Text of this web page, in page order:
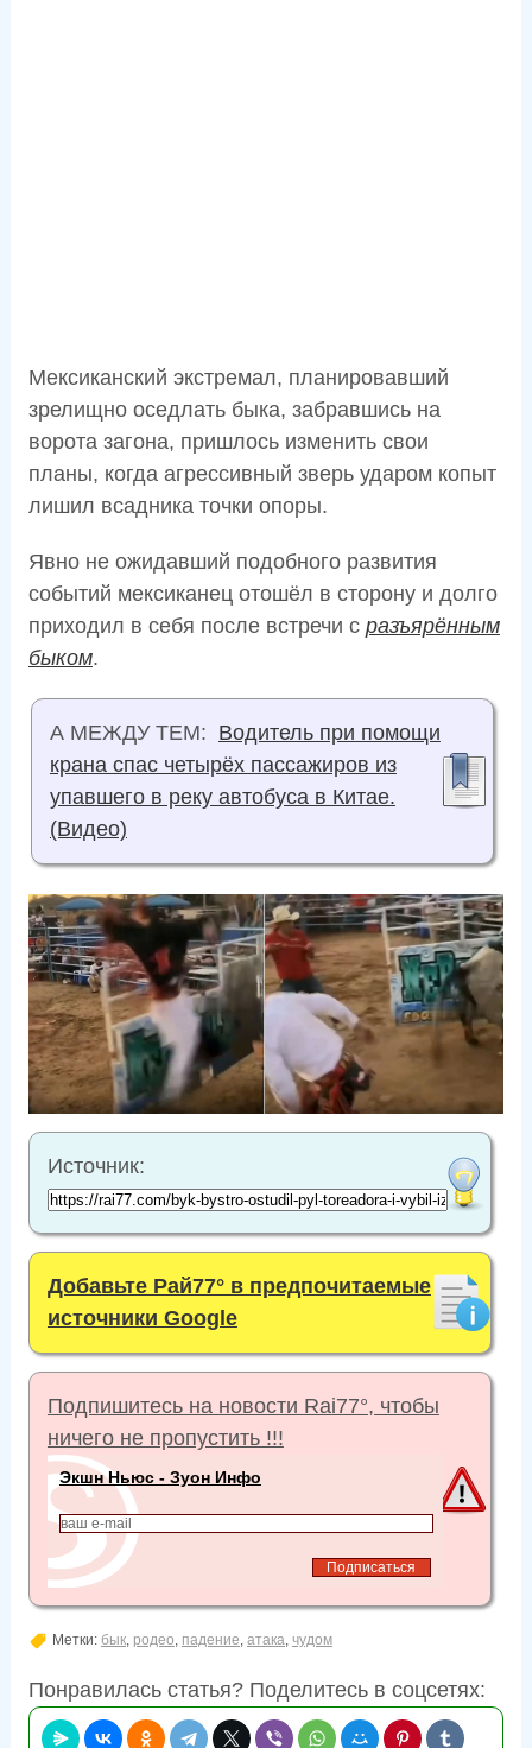
Мексиканский экстремал, планировавший
зрелищно оседлать быка, забравшись на
ворота загона, пришлось изменить свои
планы, когда агрессивный зверь ударом копыт
лишил всадника точки опоры.
Явно не ожидавший подобного развития
событий мексиканец отошёл в сторону и долго
приходил в себя после встречи с разъярённым
быком.
А МЕЖДУ ТЕМ: Водитель при помощи
крана спас четырёх пассажиров из
упавшего в реку автобуса в Китае.
(Видео)
Источник:
Добавьте Рай77° в предпочитаемые
источники Google
Подпишитесь на новости Rai77°, чтобы
ничего не пропустить !!!
Экшн Ньюс - Зуон Инфо
Метки: бык, родео падение атака чудом
Понравилась статья? Поделитесь в соцсетях: